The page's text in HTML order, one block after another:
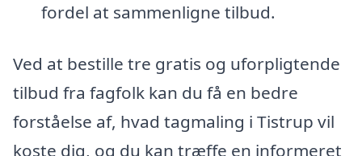
fordel at sammenligne tilbud.
Ved at bestille tre gratis og uforpligtende
tilbud fra fagfolk kan du få en bedre
forståelse af, hvad tagmaling i Tistrup vil
koste dig, og du kan træffe en informeret